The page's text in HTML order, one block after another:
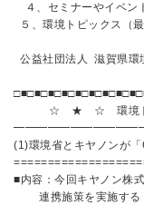
４、セミナーやイベン
５、環境トピックス
公益社団法人 滋賀
☆ ★ ☆ 環境トピ
(1)環境省とキヤノンが
■内容：今回キヤノン株
連携施策を実施する